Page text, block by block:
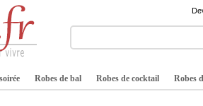
Robes de bal Robes de cocktail Robes